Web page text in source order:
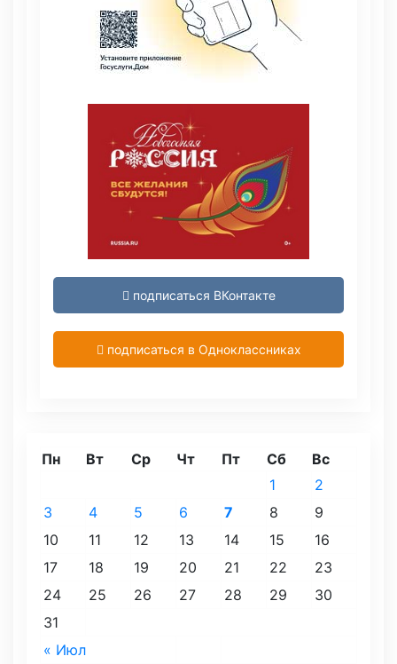
подписаться ВКонтакте
подписаться в Одноклассниках
Пн Вт Ср Чт Пт Сб Вс
« Июл
1
2
3
4 5 6 7 8
9
10
11 12 13 14 15
16
17
18 19 20 21 22
23
24
25 26 27 28 29
30
31